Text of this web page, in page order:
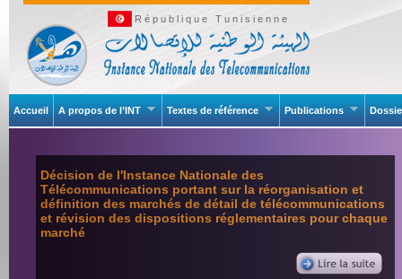
République Tunisienne
Accueil A propos de l’INT Textes de référence Publications
Décision de l'Instance Nationale des
Télécommunications portant sur la réorganisation et
définition des marchés de détail de télécommunications
et révision des dispositions réglementaires pour chaque
marché